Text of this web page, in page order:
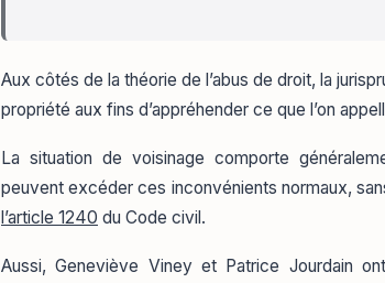
Aux côtés de la théorie de l’abus de droit, la
propriété aux fins d’appréhender ce que l’on
La situation de voisinage comporte
peuvent excéder ces inconvénients normaux,
l’article 1240 du Code civil.
Aussi, Geneviève Viney et Patrice Jourdain